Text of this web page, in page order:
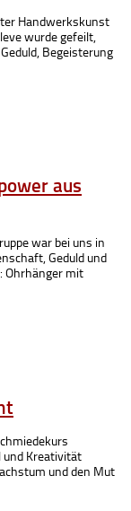
Handwerkskunst
wurde gefeilt,
Begeisterung
aus
war bei uns in
Geduld und
Ohrhänger mit
und Kreativität
und den Mut